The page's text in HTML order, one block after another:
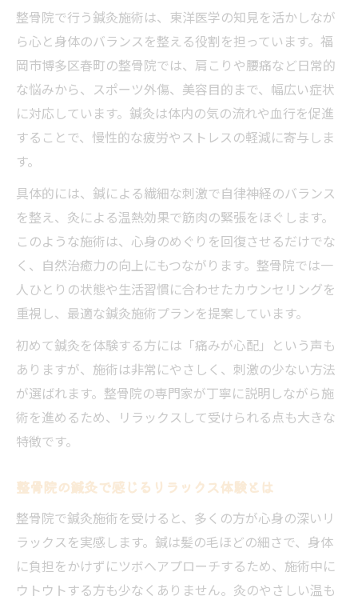
整骨院で行う鍼灸施術は、東洋医学の知見を活かしなが
ら心と身体のバランスを整える役割を担っています。福
岡市博多区春町の整骨院では、肩こりや腰痛など日常的
な悩みから、スポーツ外傷、美容目的まで、幅広い症状
に対応しています。鍼灸は体内の気の流れや血行を促進
することで、慢性的な疲労やストレスの軽減に寄与しま
す。
具体的には、鍼による繊細な刺激で自律神経のバランス
を整え、灸による温熱効果で筋肉の緊張をほぐします。
このような施術は、心身のめぐりを回復させるだけでな
く、自然治癒力の向上にもつながります。整骨院では一
人ひとりの状態や生活習慣に合わせたカウンセリングを
重視し、最適な鍼灸施術プランを提案しています。
初めて鍼灸を体験する方には「痛みが心配」という声も
ありますが、施術は非常にやさしく、刺激の少ない方法
が選ばれます。整骨院の専門家が丁寧に説明しながら施
術を進めるため、リラックスして受けられる点も大きな
特徴です。
整骨院の鍼灸で感じるリラックス体験とは
整骨院で鍼灸施術を受けると、多くの方が心身の深いリ
ラックスを実感します。鍼は髪の毛ほどの細さで、身体
に負担をかけずにツボへアプローチするため、施術中に
ウトウトする方も少なくありません。灸のやさしい温も